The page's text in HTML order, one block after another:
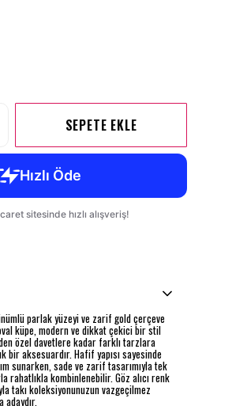
SEPETE EKLE
parlak yüzeyi ve zarif gold çerçeve
küpe, modern ve dikkat çekici bir stil
özel davetlere kadar farklı tarzlara
bir aksesuardır. Hafif yapısı sayesinde
sunarken, sade ve zarif tasarımıyla tek
rahatlıkla kombinlenebilir. Göz alıcı renk
takı koleksiyonunuzun vazgeçilmez
adaydır.